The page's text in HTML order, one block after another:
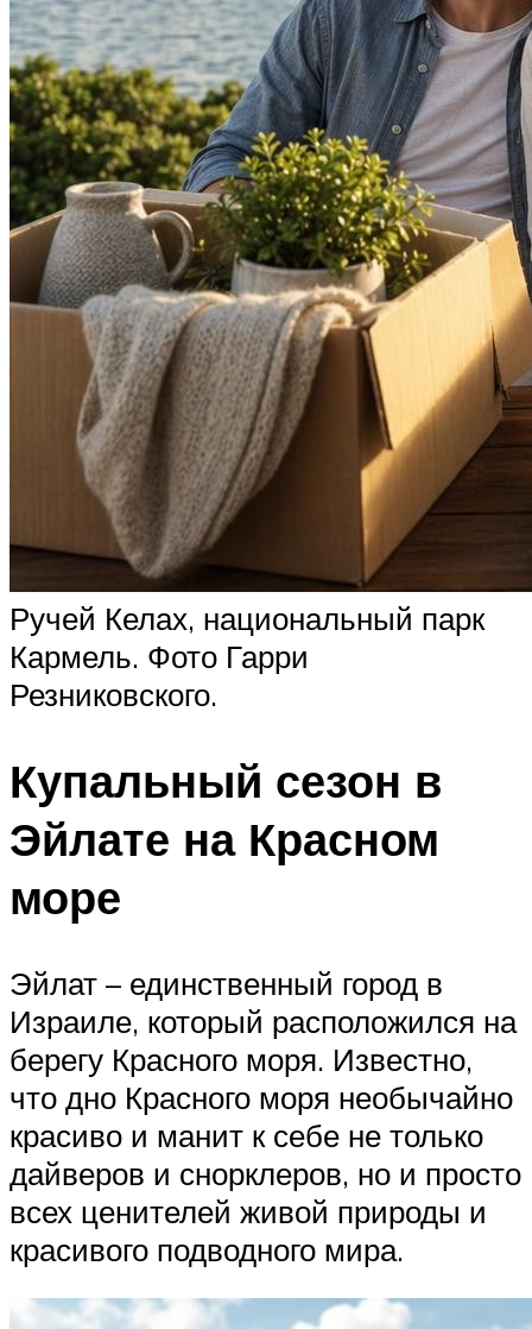
Ручей Келах, национальный парк
Кармель. Фото Гарри
Резниковского.
Купальный сезон в
Эйлате на Красном
море
Эйлат – единственный город в
Израиле, который расположился на
берегу Красного моря. Известно,
что дно Красного моря необычайно
красиво и манит к себе не только
дайверов и снорклеров, но и просто
всех ценителей живой природы и
красивого подводного мира.